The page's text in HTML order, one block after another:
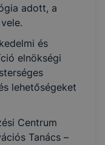
adott, a
és
elnökségi
lehetőségeket
Centrum
Tanács –